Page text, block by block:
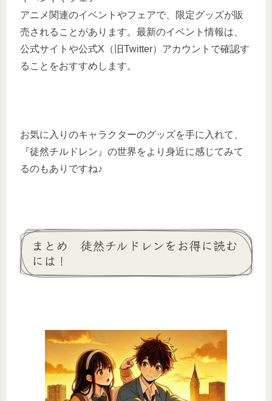
アニメ関連のイベントやフェアで、限定グッズが販
売されることがあります。最新のイベント情報は、
公式サイトや公式X（旧Twitter）アカウントで確認す
ることをおすすめします。
お気に入りのキャラクターのグッズを手に入れて、
『徒然チルドレン』の世界をより身近に感じてみて
るのもありですね♪
まとめ 徒然チルドレンをお得に読む
には！